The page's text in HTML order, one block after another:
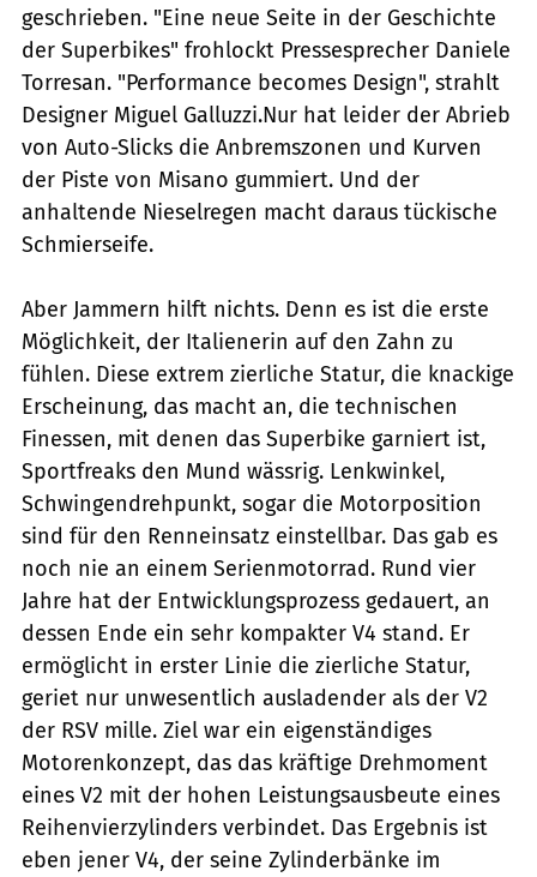
geschrieben. "Eine neue Seite in der Geschichte
der Superbikes" frohlockt Pressesprecher Daniele
Torresan. "Performance becomes Design", strahlt
Designer Miguel Galluzzi.Nur hat leider der Abrieb
von Auto-Slicks die Anbremszonen und Kurven
der Piste von Misano gummiert. Und der
anhaltende Nieselregen macht daraus tückische
Schmierseife.
Aber Jammern hilft nichts. Denn es ist die erste
Möglichkeit, der Italienerin auf den Zahn zu
fühlen. Diese extrem zierliche Statur, die knackige
Erscheinung, das macht an, die technischen
Finessen, mit denen das Superbike garniert ist,
Sportfreaks den Mund wässrig. Lenkwinkel,
Schwingendrehpunkt, sogar die Motorposition
sind für den Renneinsatz einstellbar. Das gab es
noch nie an einem Serienmotorrad. Rund vier
Jahre hat der Entwicklungsprozess gedauert, an
dessen Ende ein sehr kompakter V4 stand. Er
ermöglicht in erster Linie die zierliche Statur,
geriet nur unwesentlich ausladender als der V2
der RSV mille. Ziel war ein eigenständiges
Motorenkonzept, das das kräftige Drehmoment
eines V2 mit der hohen Leistungsausbeute eines
Reihenvierzylinders verbindet. Das Ergebnis ist
eben jener V4, der seine Zylinderbänke im